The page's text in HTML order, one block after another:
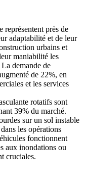
représentent près de
adaptabilité et de leur
urbains et
maniabilité les
demande de
de 22%, en
et les services
rotatifs sont
39% du marché.
sur un sol instable
les opérations
fonctionnent
aux inondations ou
cruciales.